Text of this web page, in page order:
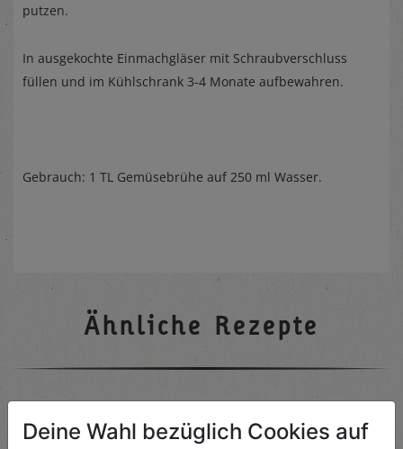
putzen.
In ausgekochte Einmachgläser mit Schraubverschluss
füllen und im Kühlschrank 3-4 Monate aufbewahren.
Gebrauch: 1 TL Gemüsebrühe auf 250 ml Wasser.
Ähnliche Rezepte
Deine Wahl bezüglich Cookies auf